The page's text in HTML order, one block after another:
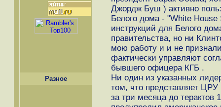
Разное
Джордж Буш ) активно
Белого дома - "White
инструкций для Белого
правительства, но ни
мою работу и и не
фактически управляют
бывшего офицера КГБ .
Ни один из указанных
том, что представляет
за три месяца до терактов